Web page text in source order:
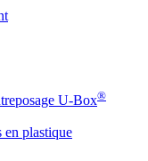
U-Box®
en plastique